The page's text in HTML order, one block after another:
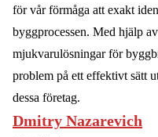
W
för vår förmåga att exakt
byggprocessen. Med hjälp
mjukvarulösningar för
problem på ett effektivt sätt
dessa företag.
Dmitry Nazarevich